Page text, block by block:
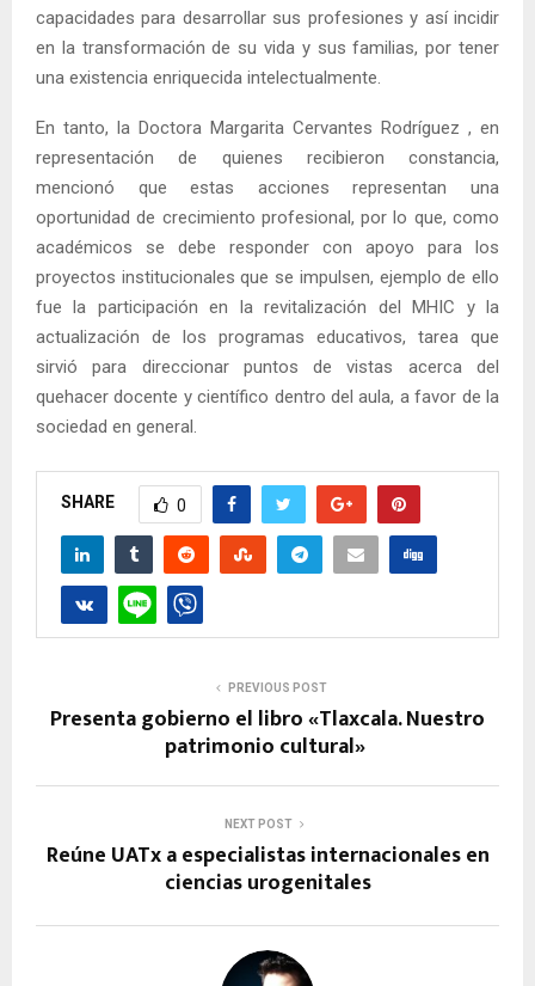
capacidades para desarrollar sus profesiones y así incidir
en la transformación de su vida y sus familias, por tener
una existencia enriquecida intelectualmente.
En tanto, la Doctora Margarita Cervantes Rodríguez , en
representación de quienes recibieron constancia,
mencionó que estas acciones representan una
oportunidad de crecimiento profesional, por lo que, como
académicos se debe responder con apoyo para los
proyectos institucionales que se impulsen, ejemplo de ello
fue la participación en la revitalización del MHIC y la
actualización de los programas educativos, tarea que
sirvió para direccionar puntos de vistas acerca del
quehacer docente y científico dentro del aula, a favor de la
sociedad en general.
SHARE 0
PREVIOUS POST
Presenta gobierno el libro «Tlaxcala. Nuestro
patrimonio cultural»
NEXT POST
Reúne UATx a especialistas internacionales en
ciencias urogenitales